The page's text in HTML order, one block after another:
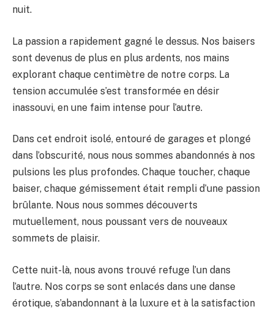
nuit.
La passion a rapidement gagné le dessus. Nos baisers
sont devenus de plus en plus ardents, nos mains
explorant chaque centimètre de notre corps. La
tension accumulée s’est transformée en désir
inassouvi, en une faim intense pour l’autre.
Dans cet endroit isolé, entouré de garages et plongé
dans l’obscurité, nous nous sommes abandonnés à nos
pulsions les plus profondes. Chaque toucher, chaque
baiser, chaque gémissement était rempli d’une passion
brûlante. Nous nous sommes découverts
mutuellement, nous poussant vers de nouveaux
sommets de plaisir.
Cette nuit-là, nous avons trouvé refuge l’un dans
l’autre. Nos corps se sont enlacés dans une danse
érotique, s’abandonnant à la luxure et à la satisfaction